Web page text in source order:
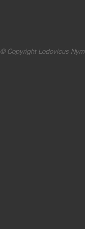
© Copyright Lodovicus Nym